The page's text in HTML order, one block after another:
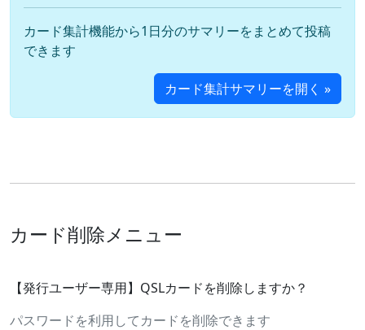
カード集計機能から1日分のサマリーをまとめて投稿
できます
カード集計サマリーを開く »
カード削除メニュー
【発行ユーザー専用】QSLカードを削除しますか？
パスワードを利用してカードを削除できます